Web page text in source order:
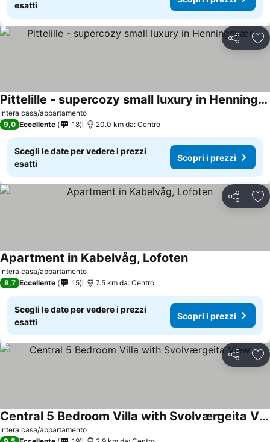
esatti
Condividi
Intera casa/appartamento
Pittelille - supercozy small luxury in Henningsvær
Scopri i prezzi
9,0 Eccellente 18 20.0 km da: Centro
Scegli le date per vedere i prezzi
esatti
Scopri i prezzi
Condividi
Intera casa/appartamento
Apartment in Kabelvåg, LofotenScopri i prezzi
8,7 Eccellente 15 7.5 km da: Centro
Scegli le date per vedere i prezzi
esatti
Scopri i prezzi
Condividi
Intera casa/appartamento
Central 5 Bedroom Villa with Svolværgeita View
Scopri i prezzi